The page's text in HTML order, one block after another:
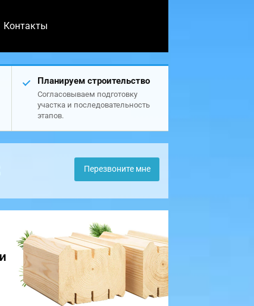
Контакты
Планируем строительство
Согласовываем подготовку
участка и последовательность
этапов.
Перезвоните мне